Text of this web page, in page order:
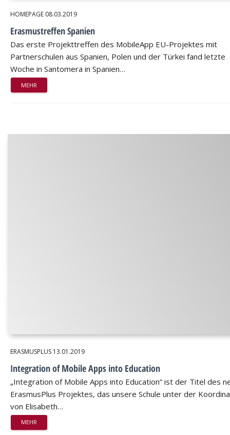
HOMEPAGE 08.03.2019
Erasmustreffen Spanien
Das erste Projekttreffen des MobileApp EU-Projektes mit
Partnerschulen aus Spanien, Polen und der Türkei fand letzte
Woche in Santomera in Spanien…
MEHR
ERASMUSPLUS 13.01.2019
Integration of Mobile Apps into Education
„Integration of Mobile Apps into Education“ ist der Titel des
ErasmusPlus Projektes, das unsere Schule unter der
von Elisabeth…
MEHR